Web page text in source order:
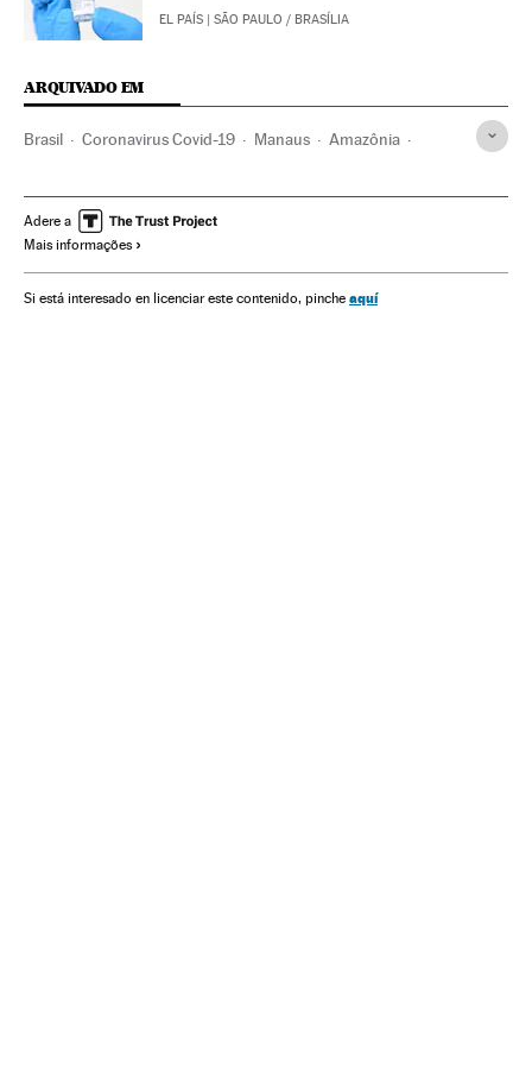
EL PAÍS | SÃO PAULO / BRASÍLIA
ARQUIVADO EM
Brasil Coronavirus Covid-19 Manaus Amazônia
Evacuação Pacientes Oxígeno medicinal
Síndrome respiratorio agudo severo
Adere a
Mais informações
Si está interesado en licenciar este contenido, pinche aquí